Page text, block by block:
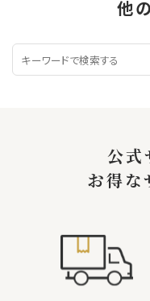
他
公式
お得な